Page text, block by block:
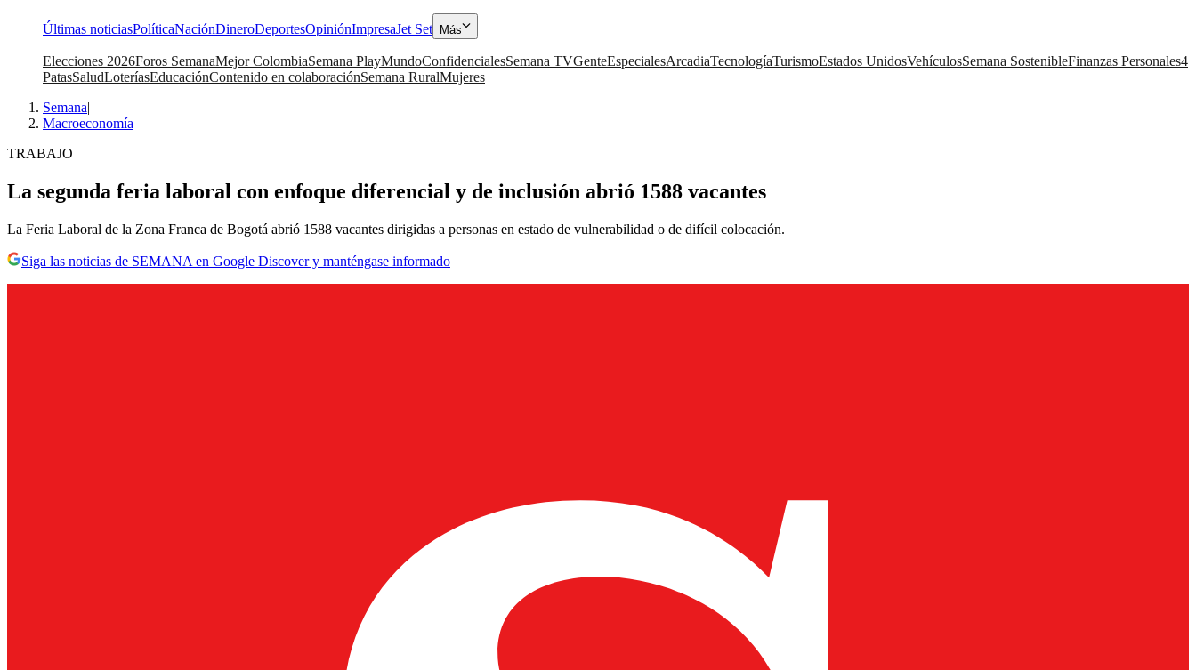
Últimas noticiasPolíticaNaciónDineroDeportesOpiniónImpresaJet Set Más
Elecciones 2026Foros SemanaMejor ColombiaSemana PlayMundoConfidencialesSemana TVGenteEspecialesArcadiaTecnologíaTurismoEstados UnidosVehículosSemana SostenibleFinanzas Personales4
PatasSaludLoteríasEducaciónContenido en colaboraciónSemana RuralMujeres
Semana|
Macroeconomía
TRABAJO
La segunda feria laboral con enfoque diferencial y de inclusión abrió 1588 vacantes
La Feria Laboral de la Zona Franca de Bogotá abrió 1588 vacantes dirigidas a personas en estado de vulnerabilidad o de difícil colocación.
Siga las noticias de SEMANA en Google Discover y manténgase informado